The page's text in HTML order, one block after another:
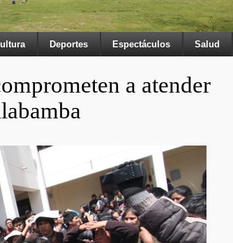
Deportes Espectáculos Salud
a atender